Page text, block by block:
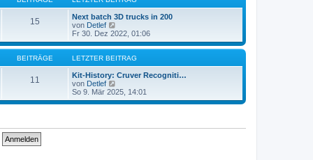
r
a
t
e
B
e
i
t
r
a
15
Next batch 3D trucks in 200
von Detlef
e
u
e
s
t
e
B
e
Fr 30. Dez 2022, 01:06
BEITRÄGE LETZTER BEITRAG
11
Kit-History: Cruver Recogniti…
von Detlef
e
u
So 9. Mär 2025, 14:01